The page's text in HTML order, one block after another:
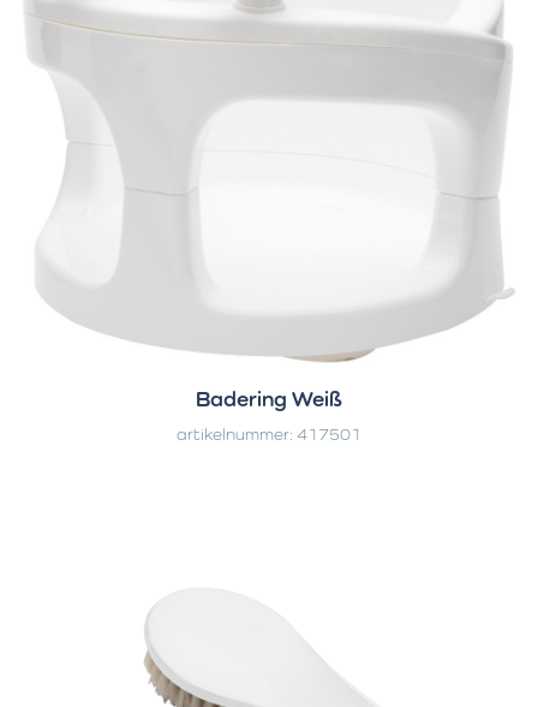
Badering Weiß
artikelnummer: 417501